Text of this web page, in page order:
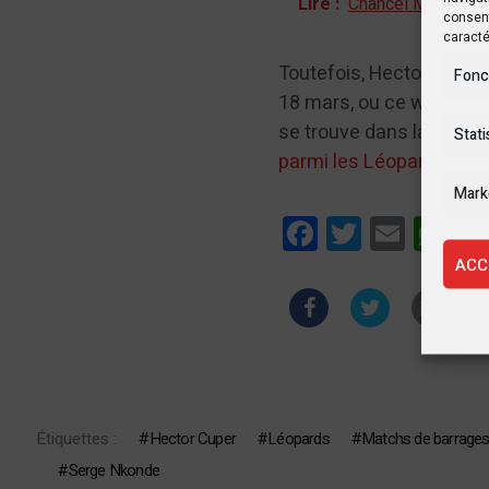
Toutefois, Hector
18 mars, ou ce
se trouve dans la
parmi les Léopards est
FacebookTwitterEmail
Étiquettes : Hector Cuper Léopards Matchs de
Serge Nkonde